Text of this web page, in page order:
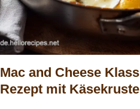
Mac and Cheese
Rezept mit